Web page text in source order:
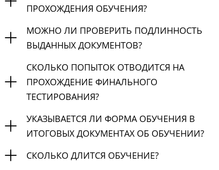
ПРОХОЖДЕНИЯ ОБУЧЕНИЯ?
МОЖНО ЛИ ПРОВЕРИТЬ ПОДЛИННОСТЬ
ВЫДАННЫХ ДОКУМЕНТОВ?
СКОЛЬКО ПОПЫТОК ОТВОДИТСЯ НА
ПРОХОЖДЕНИЕ ФИНАЛЬНОГО
ТЕСТИРОВАНИЯ?
УКАЗЫВАЕТСЯ ЛИ ФОРМА ОБУЧЕНИЯ В
ИТОГОВЫХ ДОКУМЕНТАХ ОБ ОБУЧЕНИИ?
СКОЛЬКО ДЛИТСЯ ОБУЧЕНИЕ?